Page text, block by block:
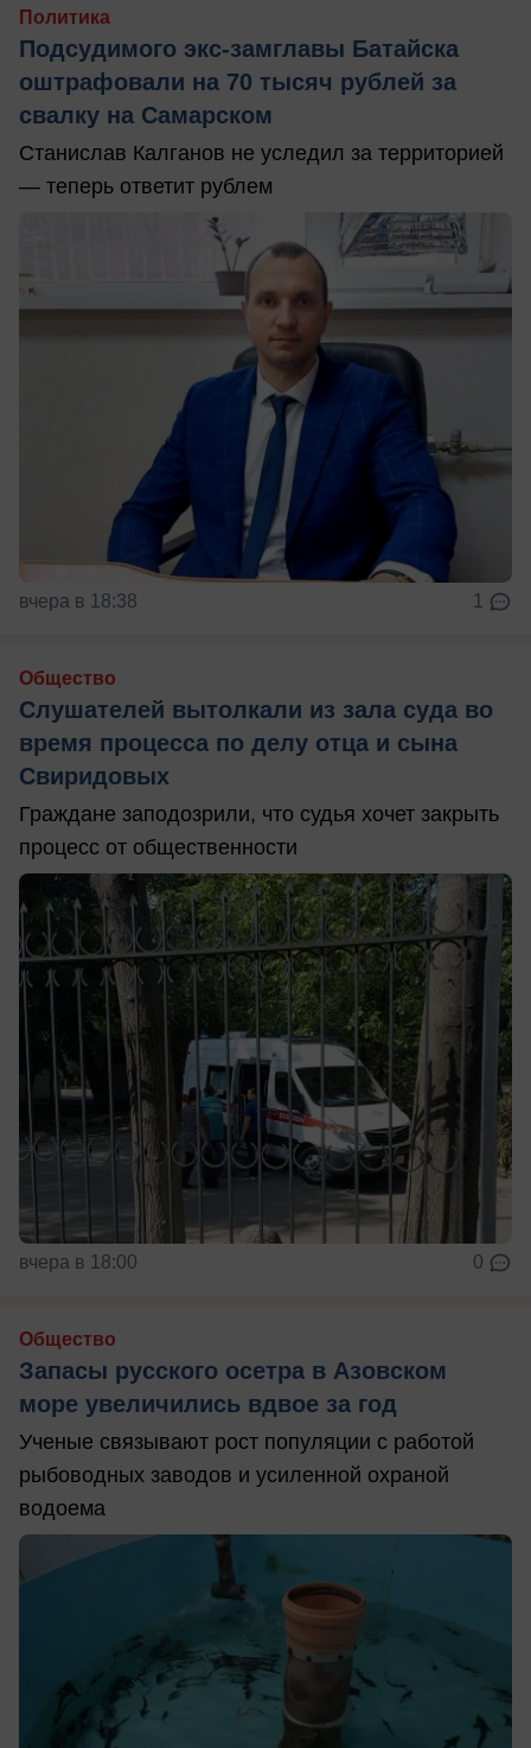
Политика
Подсудимого экс-замглавы Батайска
оштрафовали на 70 тысяч рублей за
свалку на Самарском
Станислав Калганов не уследил за территорией
— теперь ответит рублем
вчера в 18:38 1
Общество
Слушателей вытолкали из зала суда во
время процесса по делу отца и сына
Свиридовых
Граждане заподозрили, что судья хочет закрыть
процесс от общественности
вчера в 18:00 0
Общество
Запасы русского осетра в Азовском
море увеличились вдвое за год
Ученые связывают рост популяции с работой
рыбоводных заводов и усиленной охраной
водоема